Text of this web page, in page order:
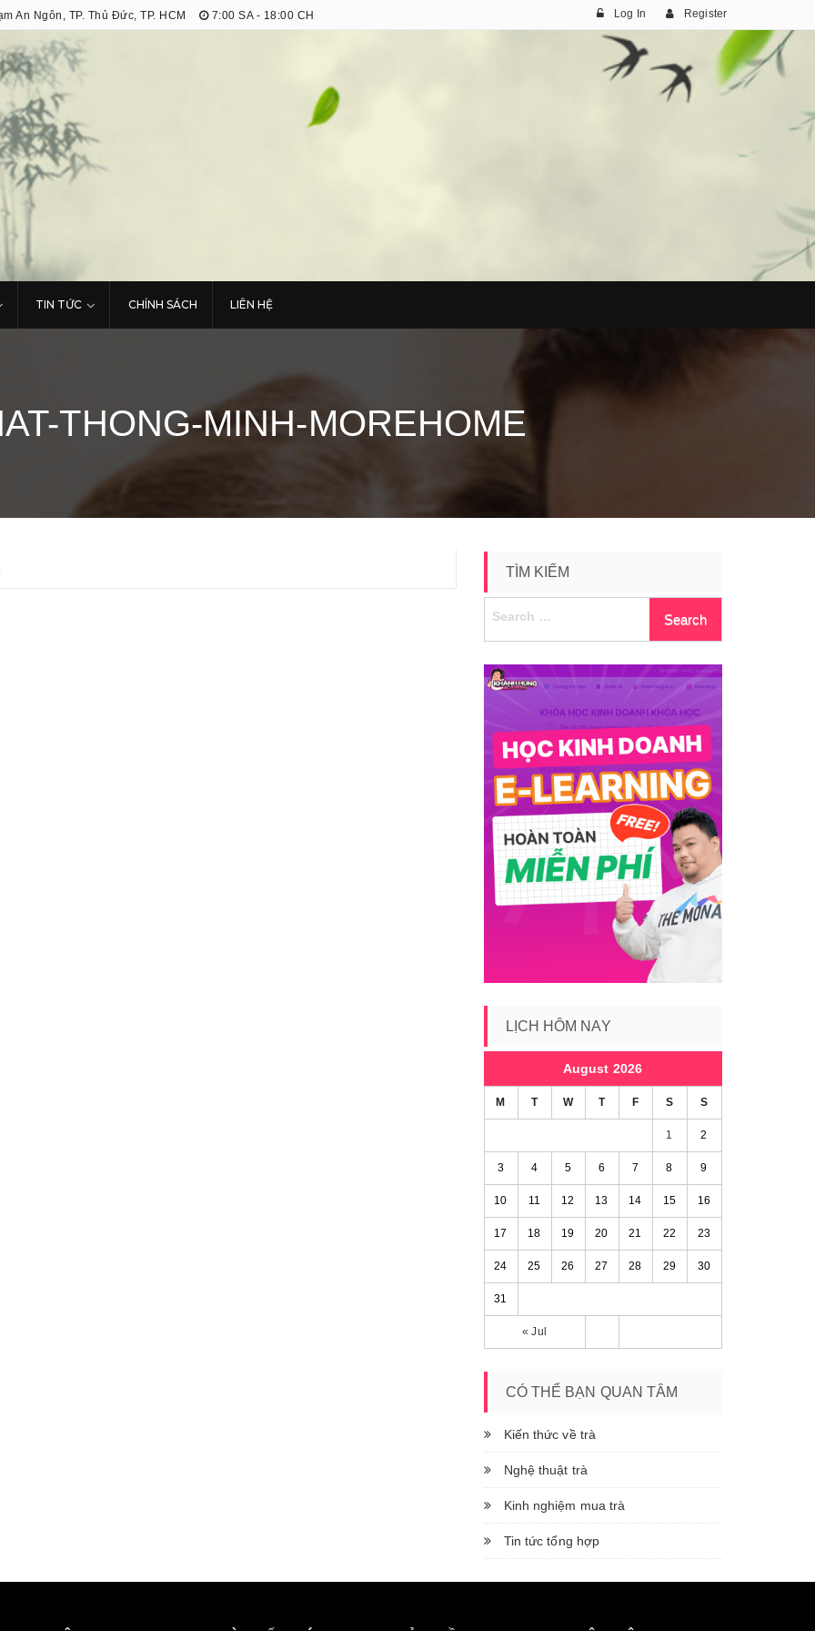
An Ngôn, TP. Thủ Đức, TP. HCM 7:00 SA - 18:00 CH Log In Register
TIN TỨC CHÍNH SÁCH LIÊN HỆ
THONG-MINH-MOREHOME
TÌM KIẾM
LỊCH HÔM NAY
August 2026
M T W T F S S
« Jul
1 2
3 4 5 6 7 8 9
10 11 12 13 14 15 16
17 18 19 20 21 22 23
24 25 26 27 28 29 30
31
CÓ THỂ BẠN QUAN TÂM
Kiến thức về trà
Nghệ thuật trà
Kinh nghiệm mua trà
Tin tức tổng hợp